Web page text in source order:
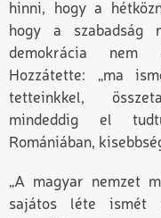
hinni, hogy a
hogy a szabadság
demokrácia nem
Hozzátette: „ma
tetteinkkel,
mindeddig el
Romániában,
„A magyar nemzet
sajátos léte ismét